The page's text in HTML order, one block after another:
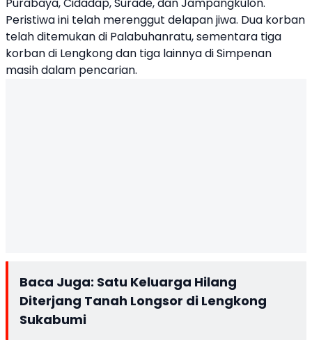
Peristiwa ini telah merenggut delapan jiwa. Dua korban
telah ditemukan di Palabuhanratu, sementara tiga
korban di Lengkong dan tiga lainnya di Simpenan
masih dalam pencarian.
Baca Juga: Satu Keluarga Hilang
Diterjang Tanah Longsor di Lengkong
Sukabumi